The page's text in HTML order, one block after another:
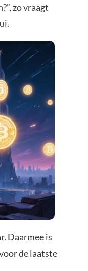
zo vraagt
Daarmee is
de laatste